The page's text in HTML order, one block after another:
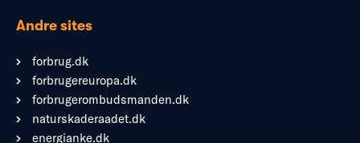
Andre sites
forbrug.dk
forbrugereuropa.dk
forbrugerombudsmanden.dk
naturskaderaadet.dk
energianke.dk